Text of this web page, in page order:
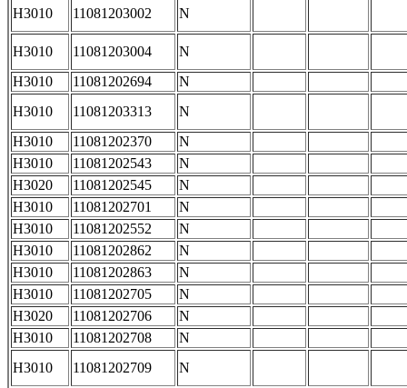
H3010 11081203002 N
H3010 11081203004
N
H3010
11081202694
N
H3010
11081203313
N
H3010
11081202370
N
H3010
11081202543
N
H3020
11081202545
N
H3010
11081202701
N
H3010
11081202552
N
H3010
11081202862
N
H3010
11081202863
N
H3010
11081202705
N
H3020
11081202706
N
H3010
11081202708
N
H3010
11081202709
N